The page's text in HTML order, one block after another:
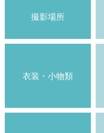
撮影場所
衣装・小物類